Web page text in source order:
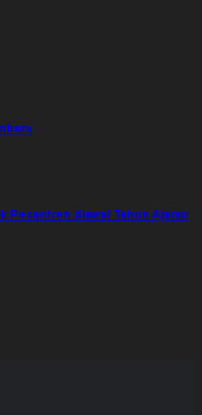
Pesantren diawal Tahun Ajaran